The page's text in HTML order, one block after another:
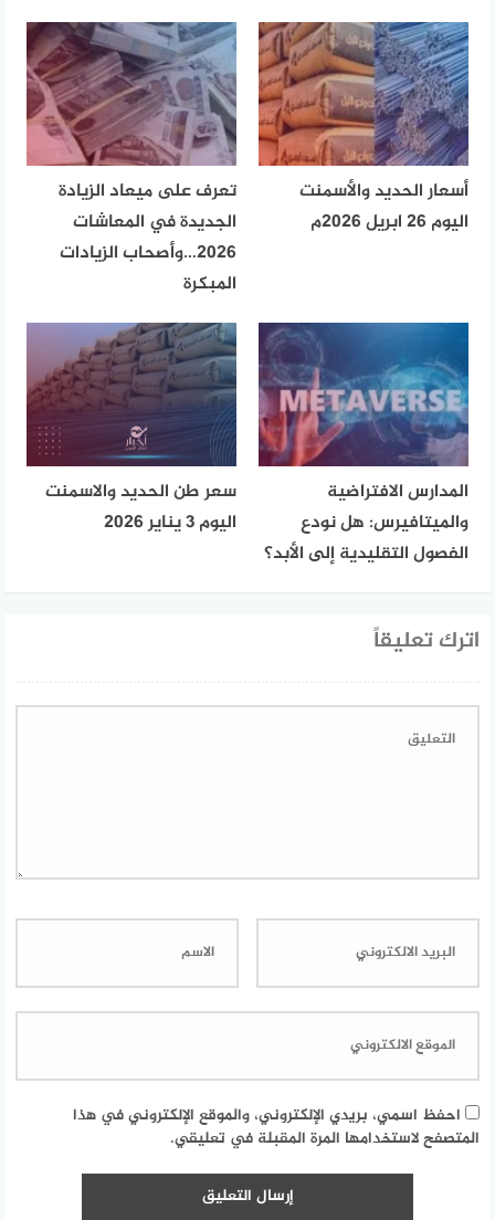
أسعار الحديد والأسمنت
اليوم 26 ابريل 2026م
تعرف على ميعاد الزيادة
الجديدة في المعاشات
2026…وأصحاب الزيادات
المبكرة
المدارس الافتراضية
والميتافيرس: هل نودع
الفصول التقليدية إلى الأبد؟
سعر طن الحديد والاسمنت
اليوم 3 يناير 2026
اترك تعليقاً
احفظ اسمي، بريدي الإلكتروني، والموقع الإلكتروني في هذا
المتصفح لاستخدامها المرة المقبلة في تعليقي.